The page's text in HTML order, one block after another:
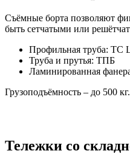
Съёмные борта позволяют
быть сетчатыми или
Профильная труба:
Труба и прутья: ТПБ
Ламинированная
Грузоподъёмность – до 500
Тележки со